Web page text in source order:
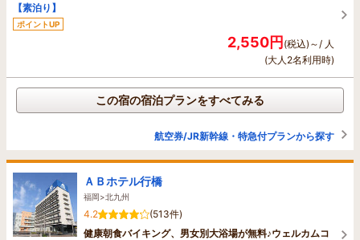
【素泊り】
ポイントUP
2,550円(税込)～/ 人
(大人2名利用時)
この宿の宿泊プランをすべてみる
航空券/JR新幹線・特急付プランから探す
ＡＢホテル行橋
福岡>北九州
4.2
(513件)
健康朝食バイキング、男女別大浴場が無料♪ウェルカムコ